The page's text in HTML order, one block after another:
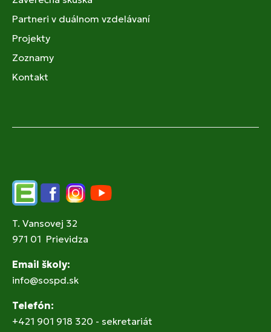
Partneri v duálnom vzdelávaní
Projekty
Zoznamy
Kontakt
EdupageFacebookInstagram
YouTube
T. Vansovej 32
971 01 Prievidza
Email školy:
info@sospd.sk
Telefón:
+421 901 918 320 - sekretariát